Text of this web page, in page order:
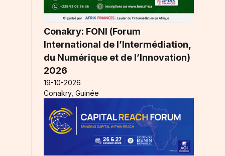
Conakry: FONI (Forum
International de l’Intermédiation,
du Numérique et de l’Innovation)
2026
19-10-2026
Conakry, Guinée